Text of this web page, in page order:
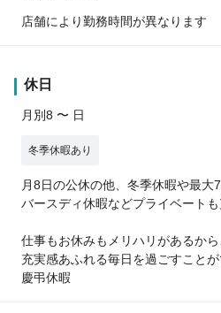
店舗により勤務時間が異なります
休日
月別8 〜 日
冬季休暇あり
月8日の公休の他、冬季休暇や最大
バースディ休暇などプライベートも
仕事もお休みもメリハリがあるから
充実感あふれる毎日を過ごすこと
慶弔休暇